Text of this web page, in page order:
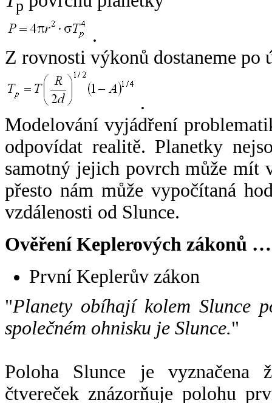
p
.
Z rovnosti výkonů dostaneme po
.
Modelování vyjádření
odpovídat realitě. Planetky
samotný jejich povrch může mít
přesto nám může vypočítaná
vzdálenosti od Slunce.
Ověření Keplerových zákonů …
První Keplerův zákon
"Planety obíhají kolem Slunce
společném ohnisku je Slunce."
Poloha Slunce je vyznačena
čtvereček znázorňuje polohu